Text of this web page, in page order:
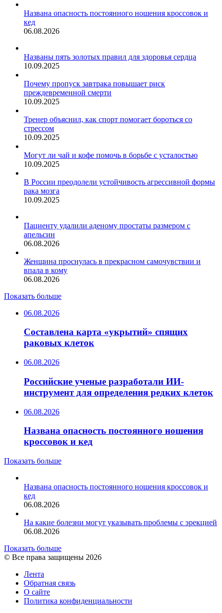
Названа опасность постоянного ношения кроссовок и
кед
06.08.2026
Названы пять золотых правил для здоровья сердца
10.09.2025
Почему пропуск завтрака повышает риск
преждевременной смерти
10.09.2025
Тренер объяснил, как спорт помогает бороться со
стрессом
10.09.2025
Могут ли чай и кофе помочь в борьбе с усталостью
10.09.2025
В России преодолели устойчивость агрессивной формы
рака мозга
10.09.2025
Пациенту удалили аденому простаты размером с
апельсин
06.08.2026
Женщина проснулась в прекрасном самочувствии и
впала в кому
06.08.2026
Показать больше
06.08.2026
Составлена карта «укрытий» спящих
раковых клеток
06.08.2026
Российские ученые разработали ИИ-
инструмент для определения редких клеток
06.08.2026
Названа опасность постоянного ношения
кроссовок и кед
Показать больше
Названа опасность постоянного ношения кроссовок и
кед
06.08.2026
На какие болезни могут указывать проблемы с эрекцией
06.08.2026
Показать больше
© Все права защищены 2026
Лента
Обратная связь
О сайте
Политика конфиденциальности